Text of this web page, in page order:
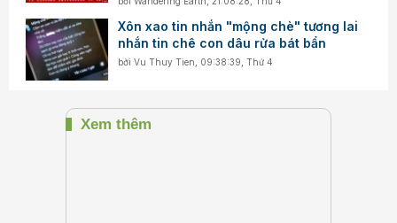
Xôn xao tin nhắn "mộng chè" tương lai
nhắn tin chê con dâu rửa bát bẩn
bởiVu Thuy Tien 09:38:39, Thứ 4